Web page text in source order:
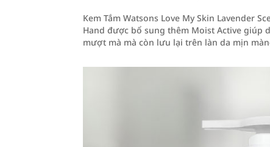
Kem Tắm Watsons Love My Skin Lavender
Hand được bổ sung thêm Moist Active giúp
mượt mà mà còn lưu lại trên làn da mịn